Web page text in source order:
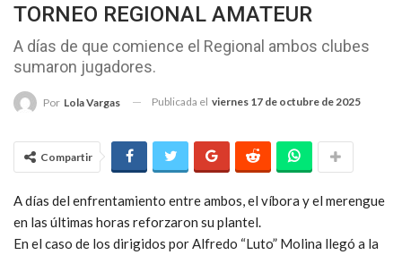
TORNEO REGIONAL AMATEUR
A días de que comience el Regional ambos clubes
sumaron jugadores.
Por Lola Vargas Publicada el viernes 17 de octubre de 2025
Compartir
A días del enfrentamiento entre ambos, el víbora y el merengue
en las últimas horas reforzaron su plantel.
En el caso de los dirigidos por Alfredo “Luto” Molina llegó a la